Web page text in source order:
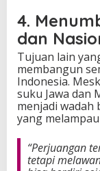
4.
dan
Tujuan lain
membangun
Indonesia.
suku Jawa dan
menjadi wadah
yang
“Perjuangan
tetapi